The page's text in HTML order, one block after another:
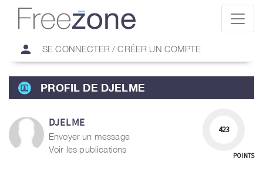
person SE CONNECTER / CRÉER UN COMPTE
PROFIL DE DJELME
DJELME
Envoyer un message
Voir les publications
423
POINTS